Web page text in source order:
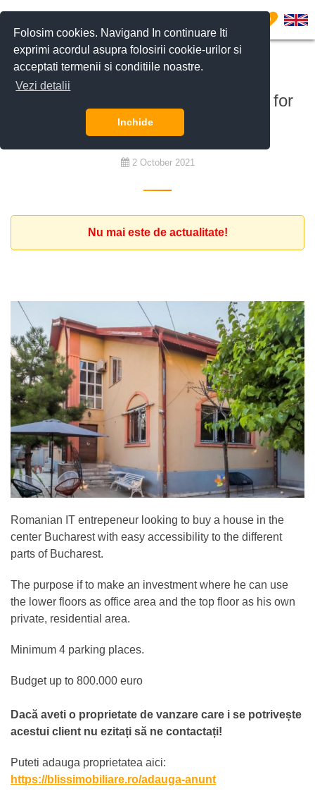
Folosim cookies. Navigand In continuare Iti
exprimi acordul asupra folosirii cookie-urilor si
acceptati termenii si conditiile noastre.
Vezi detalii
Inchide
0
De cumpărat
Romanian IT entrepeneur looking for
house center Bucharest
2 October 2021
Nu mai este de actualitate!
Romanian IT entrepeneur looking to buy a house in the
center Bucharest with easy accessibility to the different
parts of Bucharest.
The purpose if to make an investment where he can use
the lower floors as office area and the top floor as his own
private, residential area.
Minimum 4 parking places.
Budget up to 800.000 euro
Dacă aveti o proprietate de vanzare care i se potrivește
acestui client nu ezitați să ne contactați!
Puteti adauga proprietatea aici:
https://blissimobiliare.ro/adauga-anunt